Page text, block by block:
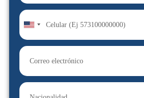
United
States
+1